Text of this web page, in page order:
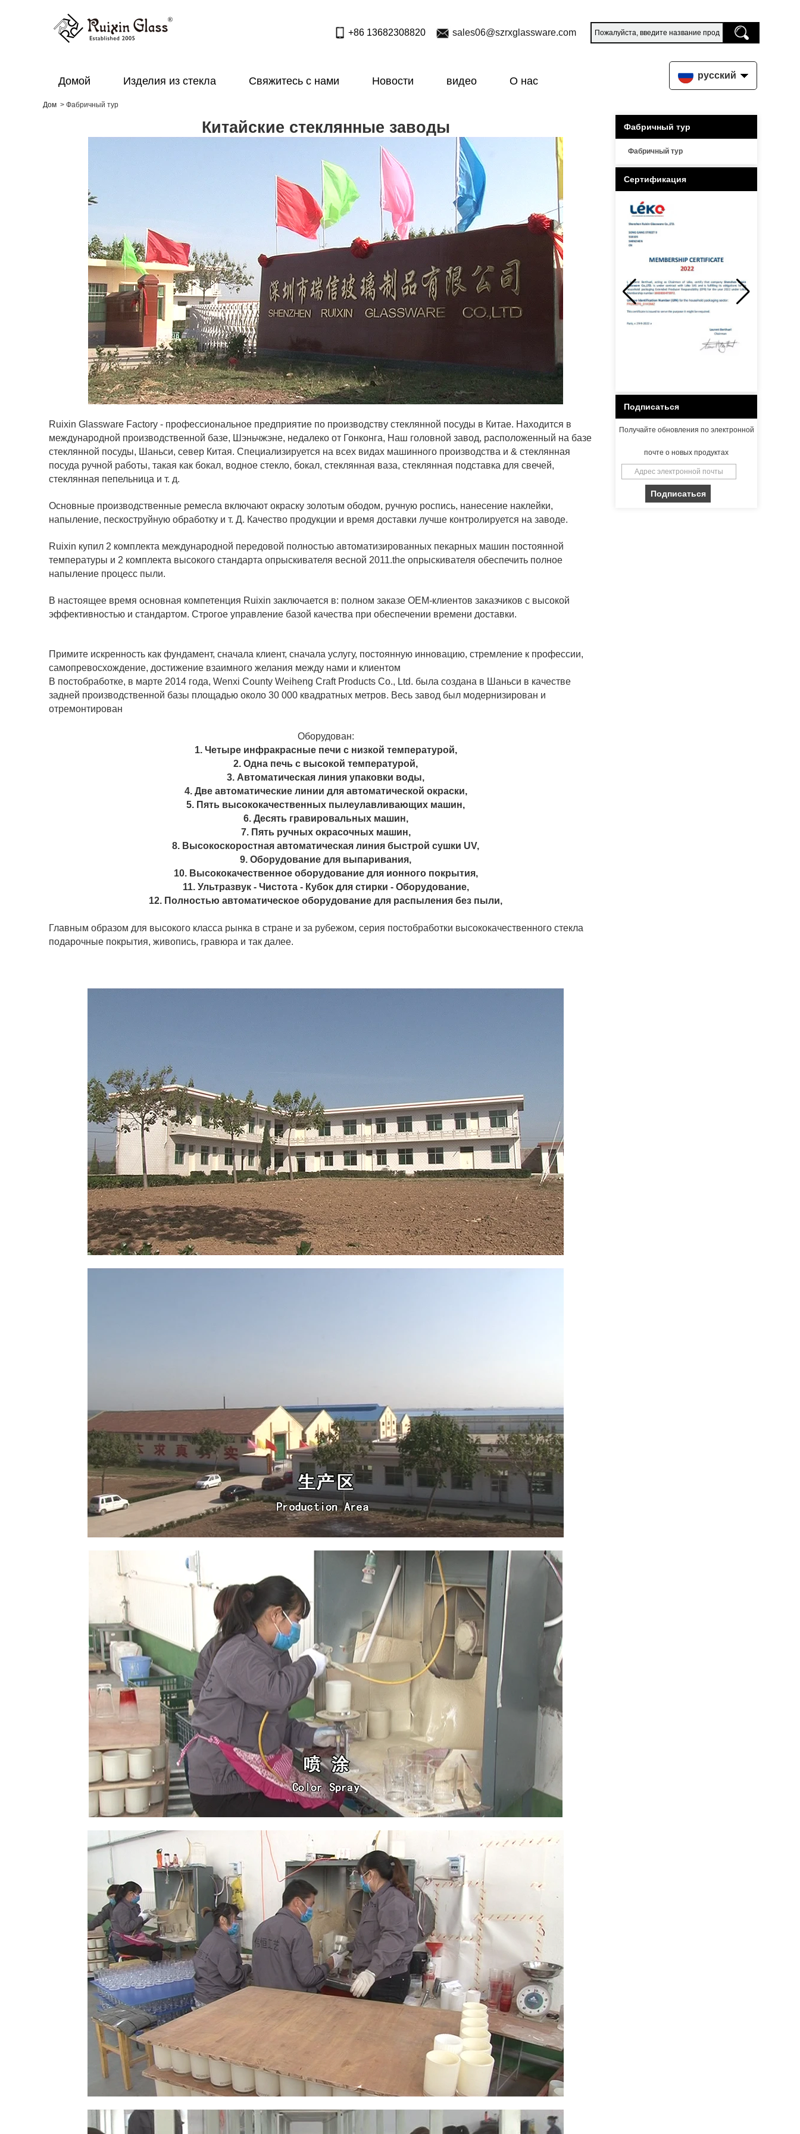
+86 13682308820 sales06@szrxglassware.com
Домой Изделия из стекла Свяжитесь с нами Новости видео О нас русский
Дом > Фабричный тур
Фабричный тур
Фабричный тур
Сертификация
Подписаться
Получайте обновления по электронной
почте о новых продуктах
Китайские стеклянные заводы
Ruixin Glassware Factory - профессиональное предприятие по производству стеклянной посуды в Китае. Находится в
международной производственной базе, Шэньчжэне, недалеко от Гонконга, Наш головной завод, расположенный на базе
стеклянной посуды, Шаньси, север Китая. Специализируется на всех видах машинного производства и & стеклянная
посуда ручной работы, такая как бокал, водное стекло, бокал, стеклянная ваза, стеклянная подставка для свечей,
стеклянная пепельница и т. д.
Основные производственные ремесла включают окраску золотым ободом, ручную роспись, нанесение наклейки,
напыление, пескоструйную обработку и т. Д. Качество продукции и время доставки лучше контролируется на заводе.
Ruixin купил 2 комплекта международной передовой полностью автоматизированных пекарных машин постоянной
температуры и 2 комплекта высокого стандарта опрыскивателя весной 2011.the опрыскивателя обеспечить полное
напыление процесс пыли.
В настоящее время основная компетенция Ruixin заключается в: полном заказе OEM-клиентов заказчиков с высокой
эффективностью и стандартом. Строгое управление базой качества при обеспечении времени доставки.
Примите искренность как фундамент, сначала клиент, сначала услугу, постоянную инновацию, стремление к профессии,
самопревосхождение, достижение взаимного желания между нами и клиентом
В постобработке, в марте 2014 года, Wenxi County Weiheng Craft Products Co., Ltd. была создана в Шаньси в качестве
задней производственной базы площадью около 30 000 квадратных метров. Весь завод был модернизирован и
отремонтирован
Оборудован:
1. Четыре инфракрасные печи с низкой температурой,
2. Одна печь с высокой температурой,
3. Автоматическая линия упаковки воды,
4. Две автоматические линии для автоматической окраски,
5. Пять высококачественных пылеулавливающих машин,
6. Десять гравировальных машин,
7. Пять ручных окрасочных машин,
8. Высокоскоростная автоматическая линия быстрой сушки UV,
9. Оборудование для выпаривания,
10. Высококачественное оборудование для ионного покрытия,
11. Ультразвук - Чистота - Кубок для стирки - Оборудование,
12. Полностью автоматическое оборудование для распыления без пыли,
Главным образом для высокого класса рынка в стране и за рубежом, серия постобработки высококачественного стекла
подарочные покрытия, живопись, гравюра и так далее.